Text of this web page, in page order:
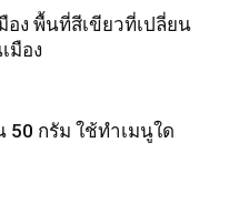
อง พื้นที่สีเขียวที่เปลี่ยน
มือง
50 กรัม ใช้ทำเมนูใด